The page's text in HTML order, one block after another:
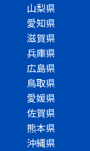
山梨県
愛知県
滋賀県
兵庫県
広島県
鳥取県
愛媛県
佐賀県
熊本県
沖縄県